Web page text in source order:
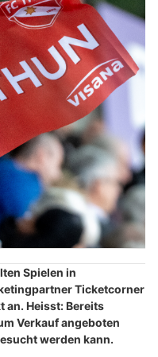
Spielen in
Ticketcorner
Heisst: Bereits
Verkauf angeboten
werden kann.